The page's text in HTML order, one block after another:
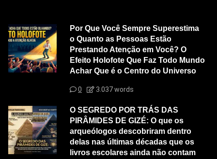
Por Que Você Sempre Superestima
o Quanto as Pessoas Estão
Prestando Atenção em Você? O
Efeito Holofote Que Faz Todo Mundo
Achar Que é o Centro do Universo
0 3.037 words
O SEGREDO POR TRÁS DAS
PIRÂMIDES DE GIZÉ: O que os
arqueólogos descobriram dentro
delas nas últimas décadas que os
livros escolares ainda não contam